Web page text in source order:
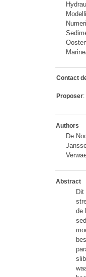
Contact
Proposer:
Authors
De
Abstract
de